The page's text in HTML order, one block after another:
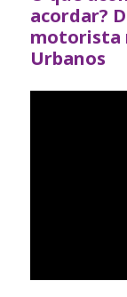
acordar?
motorista
Urbanos